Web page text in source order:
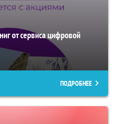
от сервиса цифровой
ПОДРОБНЕЕ